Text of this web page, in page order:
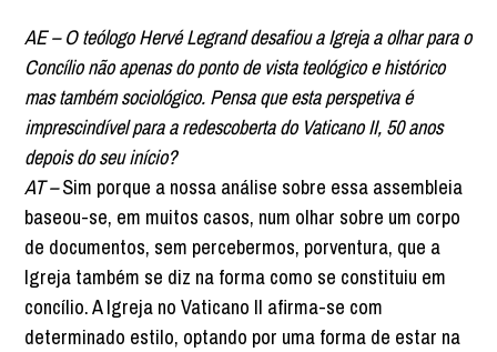
AE – O teólogo Hervé Legrand desafiou a Igreja a olhar para o
Concílio não apenas do ponto de vista teológico e histórico
mas também sociológico. Pensa que esta perspetiva é
imprescindível para a redescoberta do Vaticano II, 50 anos
depois do seu início?
AT –Sim porque a nossa análise sobre essa assembleia
baseou-se, em muitos casos, num olhar sobre um corpo
de documentos, sem percebermos, porventura, que a
Igreja também se diz na forma como se constituiu em
concílio. A Igreja no Vaticano II afirma-se com
determinado estilo, optando por uma forma de estar na